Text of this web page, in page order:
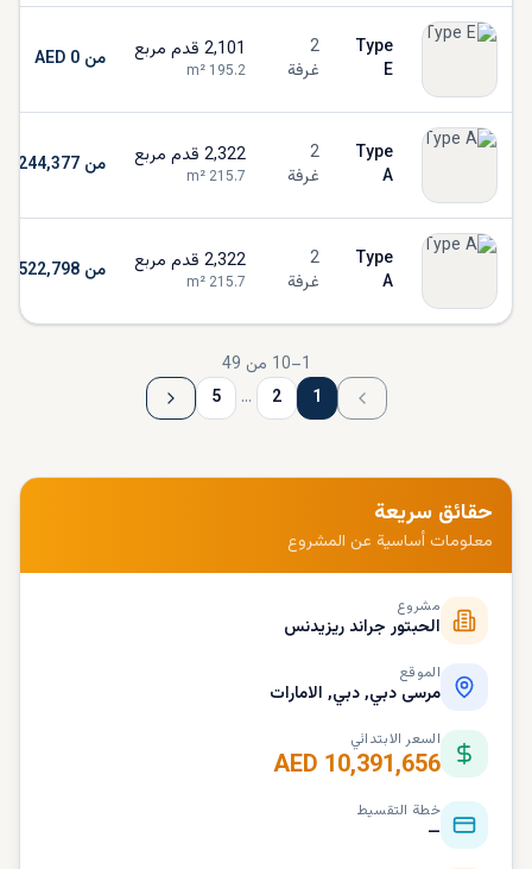
Type
E
2
غرفة
2,101 قدم مربع
195.2 من AED 0
Type
A
2
غرفة
2,322 قدم مربع
215.7 من AED 11,244,377
Type
A
2
غرفة
2,322 قدم مربع
215.7 من AED 10,522,798
1
–
10 من 49
1
2
…
5
حقائق سريعة
معلومات أساسية عن المشروع
مشروع
الحبتور جراند ريزيدنس
الموقع
مرسى دبي, دبي, الامارات
السعر الابتدائي
AED 10,391,656
خطة التقسيط
—